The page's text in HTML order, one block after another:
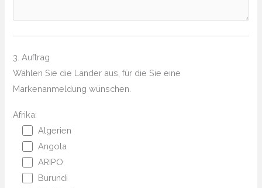
3. Auftrag
Wählen Sie die Länder aus, für die Sie eine
Markenanmeldung wünschen.
Afrika:
Algerien
Angola
ARIPO
Burundi